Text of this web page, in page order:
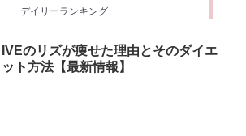
デイリーランキング
IVEのリズが痩せた理由とそのダイエ
ット方法【最新情報】